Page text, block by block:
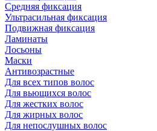
Средняя фиксация
Ультрасильная фиксация
Подвижная фиксация
Ламинаты
Лосьоны
Маски
Антивозрастные
Для всех типов волос
Для вьющихся волос
Для жестких волос
Для жирных волос
Для непослушных волос